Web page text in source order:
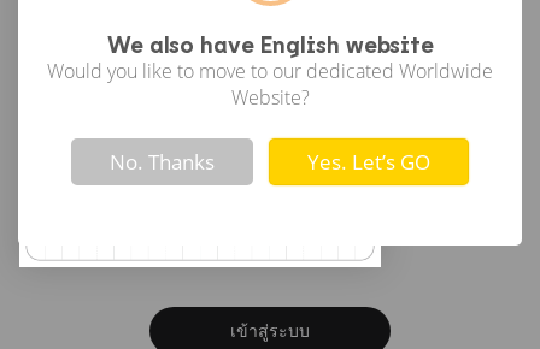
We also have English website
Would you like to move to our dedicated Worldwide
Website?
! Not valid!
No. Thanks Yes. Let’s GO
or
รหัสผ่าน